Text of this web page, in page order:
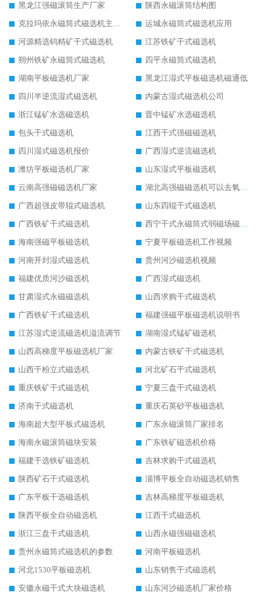
黑龙江强磁滚筒生产厂家
陕西永磁滚筒结构图
克拉玛依永磁筒式磁选机主要技术参数
运城永磁筒式磁选机应用
河源精选钨精矿干式磁选机
江苏铁矿干式磁选机
朔州铁矿永磁筒式磁选机
四平永磁筒式磁选机
湖南平板磁选机厂家
黑龙江湿式平板磁选机磁通低
四川半逆流湿式磁选机
内蒙古湿式磁选机公司
浙江锰矿水选磁选机
晋中锰矿水选磁选机
包头干式磁选机
江西干式强磁磁选机
四川湿式磁选机报价
广西湿式逆流磁选机
潍坊平板磁选机厂家
山东湿式平板磁选机
云南高强磁磁选机厂家
湖北高强磁磁选机可以去氧化铝
广西超强皮带辊式磁选机
山东四辊干式磁选机
广西铁矿干式磁选机
西宁干式永磁筒式弱磁场磁选机结构图
海南强磁平板磁选机
宁夏平板磁选机工作视频
河南开封湿式磁选机
贵州河沙磁选机视频
福建优质河沙磁选机
广西湿式磁选机
甘肃湿式永磁磁选机
山西求购干式磁选机
广西铁矿干式磁选机
福建强磁平板磁选机说明书
江苏湿式逆流磁选机溢流调节
湖南湿式锰矿磁选机
山西高梯度平板磁选机厂家
内蒙古铁矿干式磁选机
山西干粉立式磁选机
河北矿石干式磁选机
重庆铁矿干式磁选机
宁夏三盘干式磁选机
济南干式磁选机
重庆石英砂平板磁选机
海南超大型平板式磁选机
广东永磁滚筒厂家排名
海南永磁滚筒磁块安装
广东铁矿磁选机价格
福建干选铁矿磁选机
吉林求购干式磁选机
陕西矿石干式磁选机
淄博平板全自动磁选机销售
广东平板干选磁选机
吉林高梯度平板磁选机
陕西平板全自动磁选机
江西干式磁选机
浙江三盘干式磁选机
山西永磁强磁磁选机
贵州永磁筒式磁选机的参数
河南平板磁选机
河北1530平板磁选机
山东销售干式磁选机
安徽永磁干式大块磁选机
山东河沙磁选机厂家价格